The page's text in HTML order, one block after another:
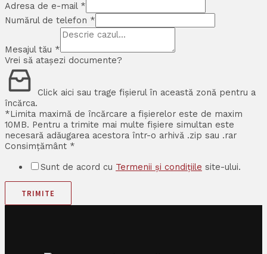
Adresa de e-mail *
Numărul de telefon *
Mesajul tău *
Vrei să atașezi documente?
Click aici sau trage fișierul în această zonă pentru a
încărca.
*Limita maximă de încărcare a fișierelor este de maxim
10MB. Pentru a trimite mai multe fișiere simultan este
necesară adăugarea acestora într-o arhivă .zip sau .rar
Consimțământ *
Sunt de acord cu Termenii și condițiile site-ului.
TRIMITE